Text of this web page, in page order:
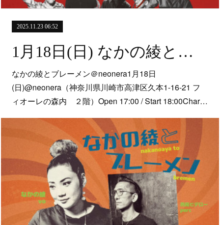
2025.11.23 06:52
1月18日(日) なかの綾とブレーメン＠neonera
なかの綾とブレーメン＠neonera1月18日
(日)@neonera（神奈川県川崎市高津区久本1-16-21 フ
ィオーレの森内 ２階）Open 17:00 / Start 18:00Char…